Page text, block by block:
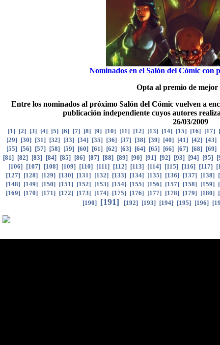
Nominados en el Salón del Cómic con
Opta al premio de mejor
Entre los nominados al próximo Salón del Cómic vuelven a
publicación independiente cuyos autores
26/03/2009
[1] [2] [3] [4] [5] [6] [7] [8] [9] [10] [11] [12] [13] [14] [15] [16] [17] [
[29] [30] [31] [32] [33] [34] [35] [36] [37] [38] [39] [40] [41] [42] [43]
[55] [56] [57] [58] [59] [60] [61] [62] [63] [64] [65] [66] [67] [68] [69]
[81] [82] [83] [84] [85] [86] [87] [88] [89] [90] [91] [92] [93] [94] [95] [
[106] [107] [108] [109] [110] [111] [112] [113] [114] [115] [116] [117] [
[127] [128] [129] [130] [131] [132] [133] [134] [135] [136] [137] [138] [
[148] [149] [150] [151] [152] [153] [154] [155] [156] [157] [158] [159] [
[169] [170] [171] [172] [173] [174] [175] [176] [177] [178] [179] [180] [
[190] [191] [192] [193] [194] [195] [196] [